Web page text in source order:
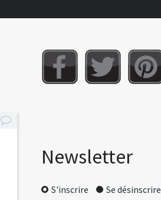
Newsletter
S'inscrire Se désinscrire